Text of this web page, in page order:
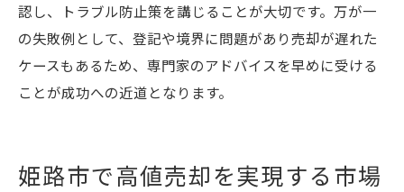
認し、トラブル防止策を講じることが大切です。万が一
の失敗例として、登記や境界に問題があり売却が遅れた
ケースもあるため、専門家のアドバイスを早めに受ける
ことが成功への近道となります。
姫路市で高値売却を実現する市場